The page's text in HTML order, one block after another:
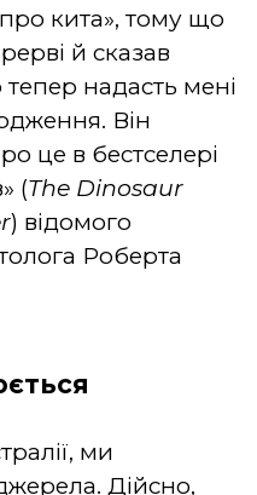
про кита», тому що
й сказав
надасть мені
Він
це в бестселері
(The Dinosaur
) відомого
Роберта
ми
Дійсно,